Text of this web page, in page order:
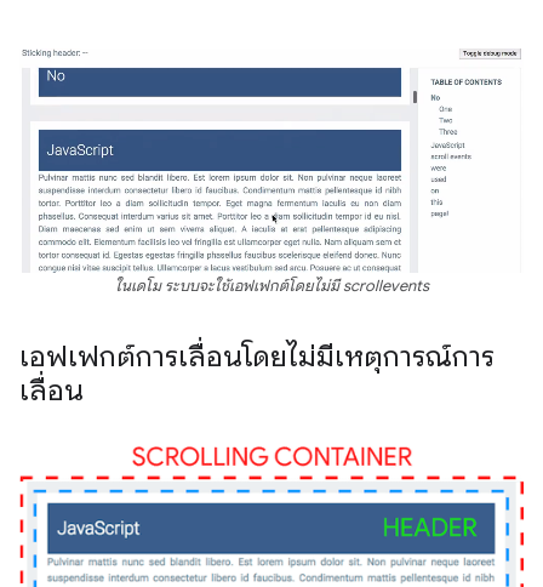
ในเดโม ระบบจะใช้เอฟเฟกต์โดยไม่มี scrollevents
เอฟเฟกต์การเลื่อนโดยไม่มีเหตุการณ์การ
เลื่อน